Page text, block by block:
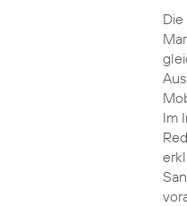
Im